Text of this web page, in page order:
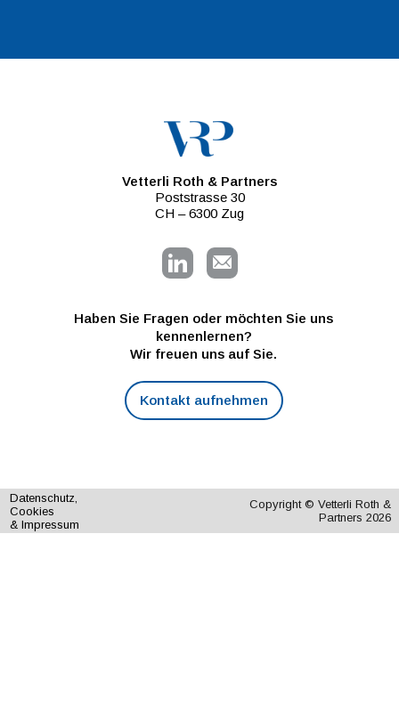
Vetterli Roth & Partners
Poststrasse 30
CH – 6300 Zug
Haben Sie Fragen oder möchten Sie uns
kennenlernen?
Wir freuen uns auf Sie.
Kontakt aufnehmen
Datenschutz,
Cookies
& Impressum
Copyright © Vetterli Roth &
Partners 2026